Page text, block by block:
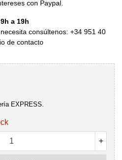
con Paypal.
a 19h
consúltenos: +34 951 40
de contacto
EXPRESS.
+